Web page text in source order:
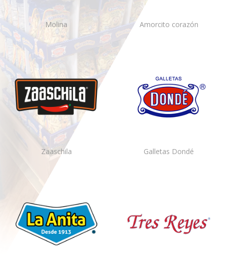
Molina Amorcito corazón
Zaaschila Galletas Dondé